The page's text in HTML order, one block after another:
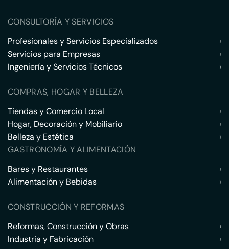
CONSULTORÍA Y SERVICIOS
Profesionales y Servicios Especializados
›
Servicios para Empresas
›
Ingeniería y Servicios Técnicos
›
COMPRAS, HOGAR Y BELLEZA
Tiendas y Comercio Local
›
Hogar, Decoración y Mobiliario
›
Belleza y Estética
›
GASTRONOMÍA Y ALIMENTACIÓN
Bares y Restaurantes
›
Alimentación y Bebidas
›
CONSTRUCCIÓN Y REFORMAS
Reformas, Construcción y Obras
›
Industria y Fabricación
›